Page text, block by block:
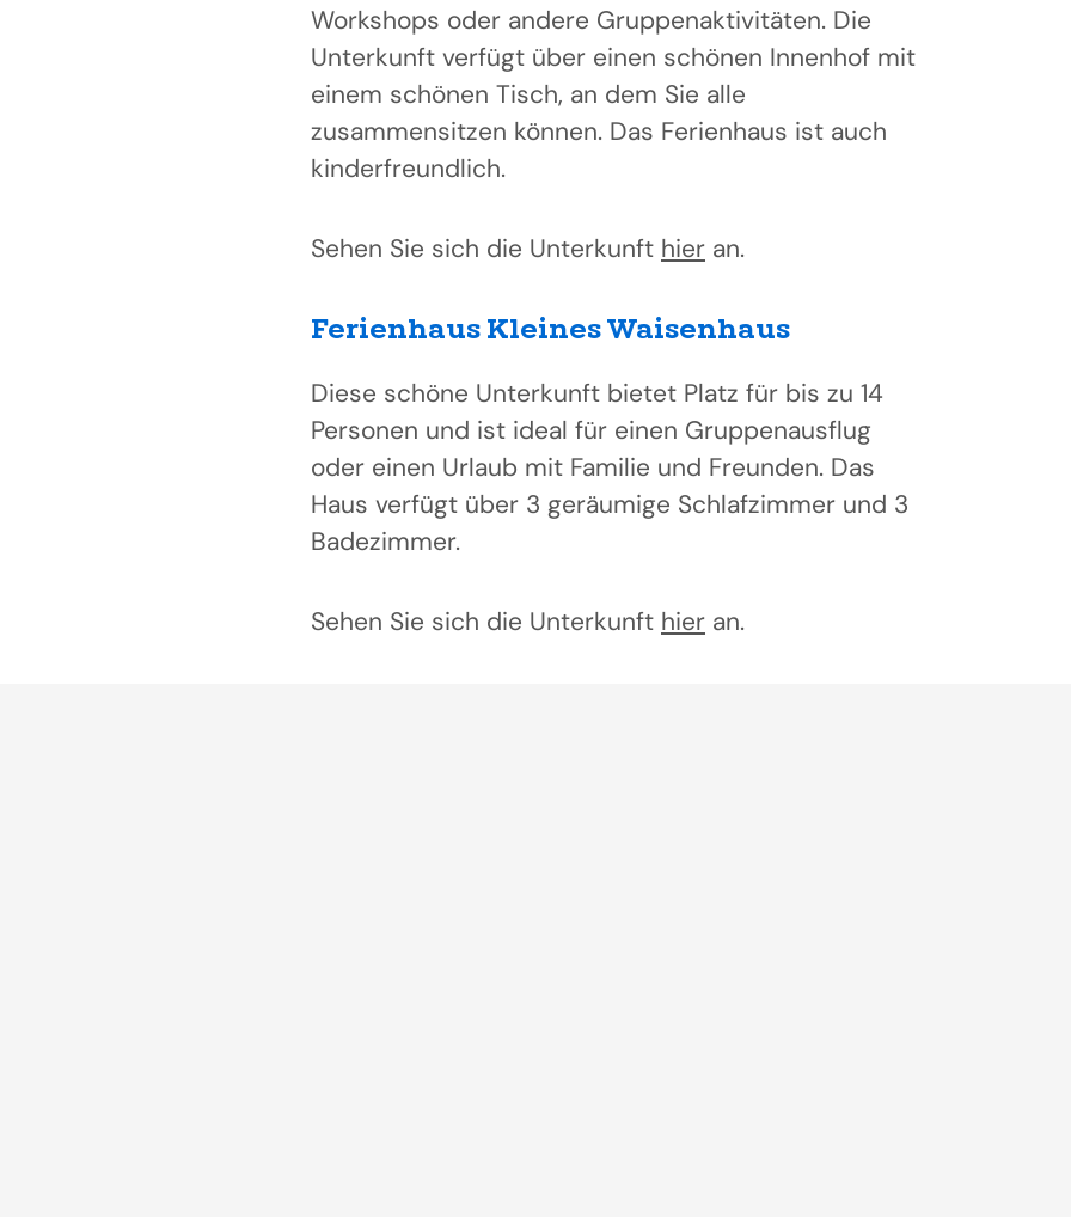
Workshops oder andere Gruppenaktivitäten. Die
Unterkunft verfügt über einen schönen Innenhof mit
einem schönen Tisch, an dem Sie alle
zusammensitzen können. Das Ferienhaus ist auch
kinderfreundlich.
Sehen Sie sich die Unterkunft hier an.
Ferienhaus Kleines Waisenhaus
Diese schöne Unterkunft bietet Platz für bis zu 14
Personen und ist ideal für einen Gruppenausflug
oder einen Urlaub mit Familie und Freunden. Das
Haus verfügt über 3 geräumige Schlafzimmer und 3
Badezimmer.
Sehen Sie sich die Unterkunft hier an.